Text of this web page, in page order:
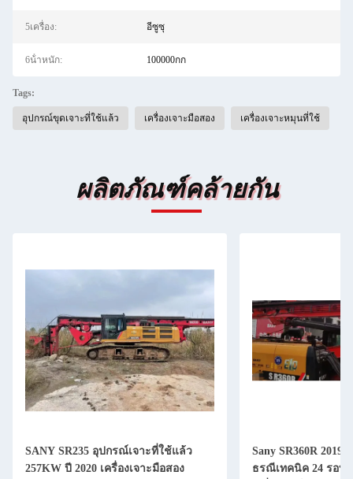
5เครื่อง: อีซูซุ
6น้ําหนัก: 100000กก
Tags:
อุปกรณ์ขุดเจาะที่ใช้แล้ว เครื่องเจาะมือสอง เครื่องเจาะหมุนที่ใช้
ผลิตภัณฑ์คล้ายกัน
SANY SR235 อุปกรณ์เจาะที่ใช้แล้ว
257KW ปี 2020 เครื่องเจาะมือสอง
Sany SR360R 2019
ธรณีเทคนิค 24 รอบ